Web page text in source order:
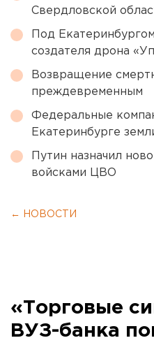
Свердловской
Под
создателя дрона
Возвращение
преждевременным
Федеральные
Екатеринбурге
Путин назначил
войсками ЦВО
← НОВОСТИ
«Торговые
ВУЗ-банка